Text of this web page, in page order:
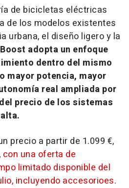
de bicicletas eléctricas
de los modelos existentes
urbana, el diseño ligero y la
adopta un enfoque
dentro del mismo
mayor potencia, mayor
real ampliada por
precio de los sistemas
precio a partir de 1.099 €,
con una oferta de
limitado disponible del
incluyendo accesorioes.